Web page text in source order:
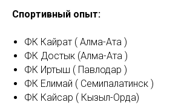
Спортивный опыт:
ФК Кайрат ( Алма-Ата )
ФК Достык (Алма-Ата )
ФК Иртыш ( Павлодар )
ФК Елимай ( Семипалатинск )
ФК Кайсар ( Кызыл-Орда)